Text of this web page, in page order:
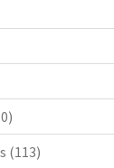
(113)